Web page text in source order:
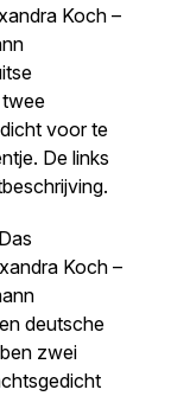
Koch –
voor te
De links
Das
Koch –
deutsche
zwei